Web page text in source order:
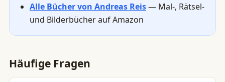
Alle Bücher von Andreas Reis— Mal-, Rätsel-
und Bilderbücher auf Amazon
Häufige Fragen